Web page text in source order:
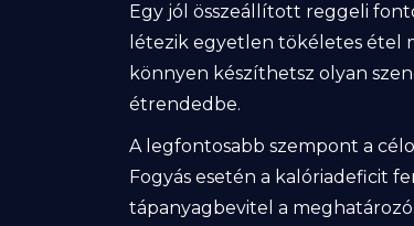
Egy jól összeállított reggeli
létezik egyetlen tökéletes étel
könnyen készíthetsz olyan
étrendedbe.
A legfontosabb szempont a
Fogyás esetén a kalóriadeficit
tápanyagbevitel a meghatározó.